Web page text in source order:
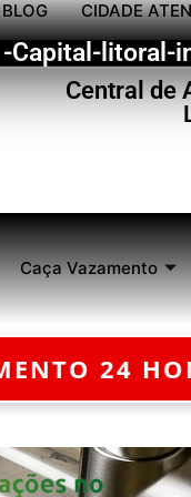
BLOG CIDADE
Capital-litoral-
Central de
Caça Vazamento